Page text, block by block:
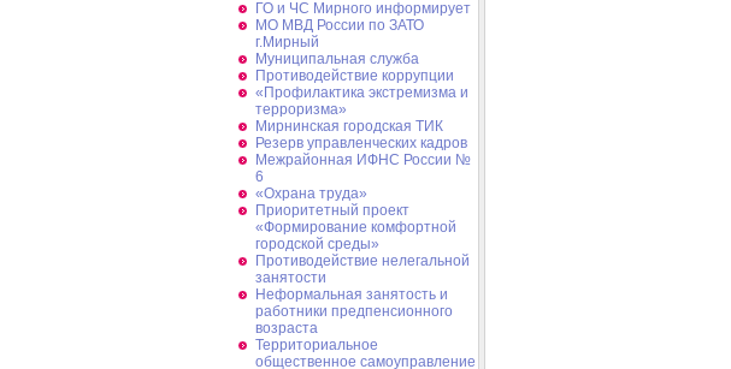
ГО и ЧС Мирного информирует
МО МВД России по ЗАТО
г.Мирный
Муниципальная cлужба
Противодействие коррупции
«Профилактика экстремизма и
терроризма»
Мирнинская городская ТИК
Резерв управленческих кадров
Межрайонная ИФНС России №
6
«Охрана труда»
Приоритетный проект
«Формирование комфортной
городской среды»
Противодействие нелегальной
занятости
Неформальная занятость и
работники предпенсионного
возраста
Территориальное
общественное самоуправление